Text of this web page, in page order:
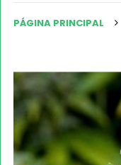
PÁGINA PRINCIPAL